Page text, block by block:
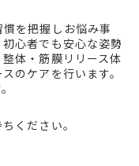
を把握しお悩み事
心者でも安心な姿勢
体・筋膜リリース体
のケアを行います。
ください。